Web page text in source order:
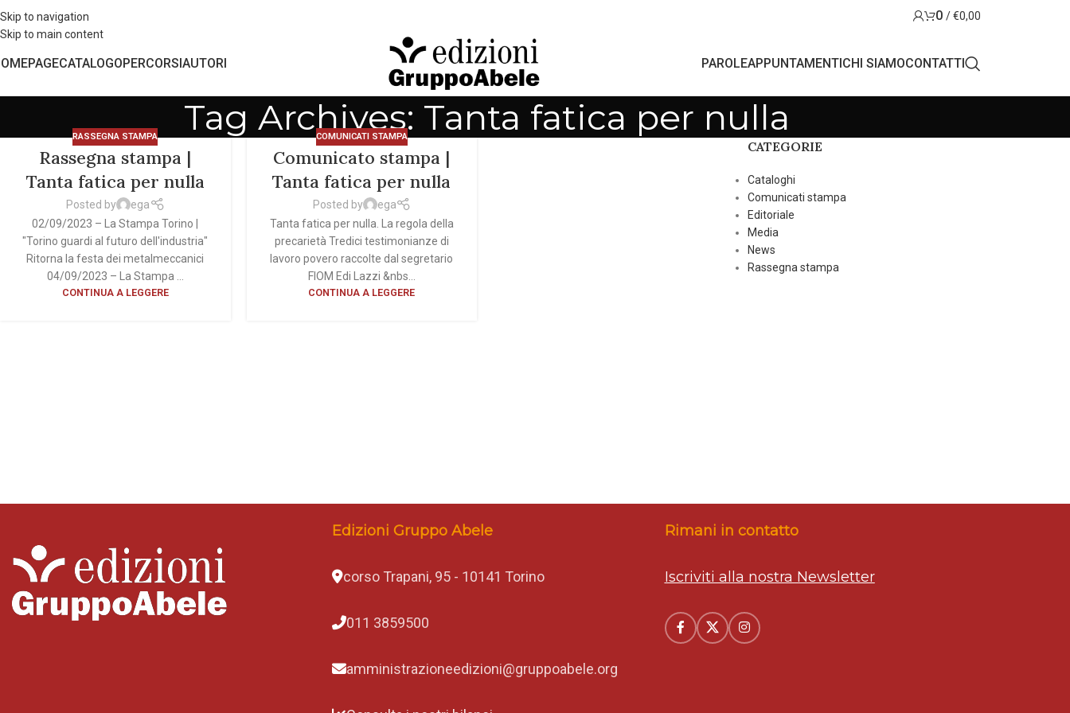
Skip to navigation
Skip to main content
0 /€0,00
CATALOGOPERCORSIAUTORI PAROLEAPPUNTAMENTICHI SIAMOCONTATTI
Tag Archives: Tanta fatica per nulla
RASSEGNA STAMPA
Rassegna stampa |
Tanta fatica per nulla
Posted by
ega
02/09/2023 – La Stampa Torino |
"Torino guardi al futuro dell'industria"
Ritorna la festa dei metalmeccanici
04/09/2023 – La Stampa ...
CONTINUA A LEGGERE
COMUNICATI STAMPA
Comunicato stampa |
Tanta fatica per nulla
Posted by
ega
Tanta fatica per nulla. La regola della
precarietà Tredici testimonianze di
lavoro povero raccolte dal segretario
FIOM Edi Lazzi &nbs...
CONTINUA A LEGGERE
CATEGORIE
Cataloghi
Comunicati stampa
Editoriale
Media
News
Rassegna stampa
Edizioni Gruppo Abele
corso Trapani, 95 - 10141 Torino
011 3859500
amministrazioneedizioni@gruppoabele.org
Rimani in contatto
Iscriviti alla nostra Newsletter